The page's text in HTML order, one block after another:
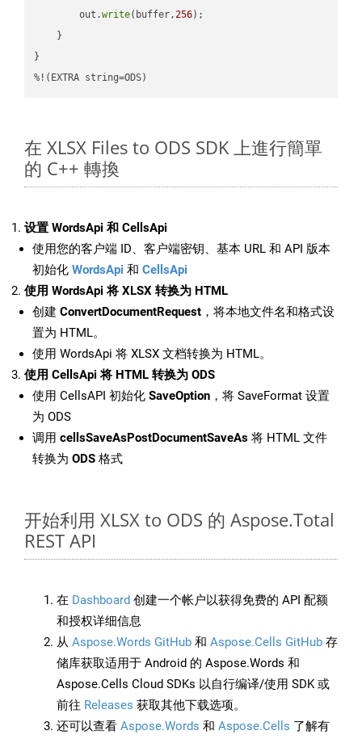
        out.
write(buffer,256);
    }
}
%!(EXTRA string=ODS)
在 XLSX Files to ODS SDK 上進行簡單
的 C++ 轉換
设置 WordsApi 和 CellsApi
使用您的客户端 ID、客户端密钥、基本 URL 和 API 版本
初始化 WordsApi 和 CellsApi
使用 WordsApi 将 XLSX 转换为 HTML
创建 ConvertDocumentRequest ，将本地文件名和格式设
置为 HTML。
使用 WordsApi 将 XLSX 文档转换为 HTML。
使用 CellsApi 将 HTML 转换为 ODS
使用 CellsAPI 初始化 SaveOption ，将 SaveFormat 设置
为 ODS
调用 cellsSaveAsPostDocumentSaveAs 将 HTML 文件
转换为 ODS 格式
开始利用 XLSX to ODS 的 Aspose.Total
REST API
在 Dashboard 创建一个帐户以获得免费的 API 配额
和授权详细信息
从 Aspose.Words GitHub 和 Aspose.Cells GitHub 存
储库获取适用于 Android 的 Aspose.Words 和
Aspose.Cells Cloud SDKs 以自行编译/使用 SDK 或
前往 Releases 获取其他下载选项。
还可以查看 Aspose.Words 和 Aspose.Cells 了解有